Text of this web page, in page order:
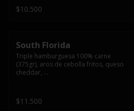
salsa BBQ acompañado de papas
fritas.
$10.500
South Florida
Triple hamburguesa 100% carne
(375gr), aros de cebolla fritos, queso
cheddar,
$11.500